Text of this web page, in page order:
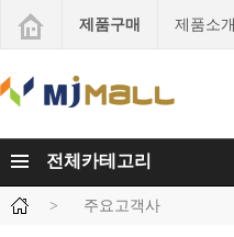
제품구매 제품소개
전체카테고리
> 주요고객사